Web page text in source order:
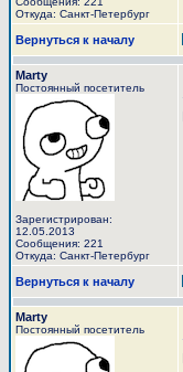
Откуда: Санкт-Петербург
Вернуться к началу
Marty
Постоянный посетитель
Зарегистрирован:
12.05.2013
Сообщения: 221
Откуда: Санкт-Петербург
Вернуться к началу
Marty
Постоянный посетитель